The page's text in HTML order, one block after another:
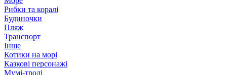
Рибки та коралі
Будиночки
Пляж
Транспорт
Інше
Котики на морі
Казкові персонажі
Мумі-тролі